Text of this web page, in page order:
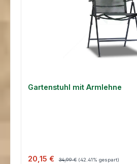
Gartenstuhl mit Armlehne
Verkaufspreis:
20,15 € 34,99 € (42.41% gespart)